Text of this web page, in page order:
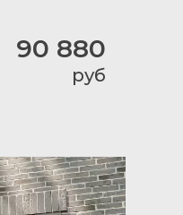
90 880
руб